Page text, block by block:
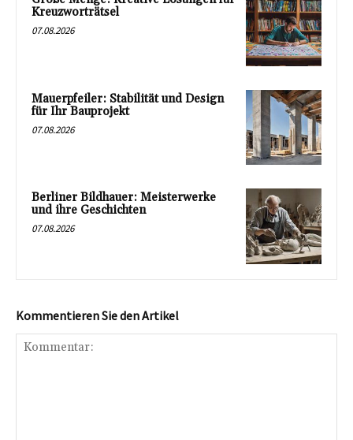
Kreuzworträtsel
07.08.2026
Mauerpfeiler: Stabilität und Design
für Ihr Bauprojekt
07.08.2026
Berliner Bildhauer: Meisterwerke
und ihre Geschichten
07.08.2026
Kommentieren Sie den Artikel